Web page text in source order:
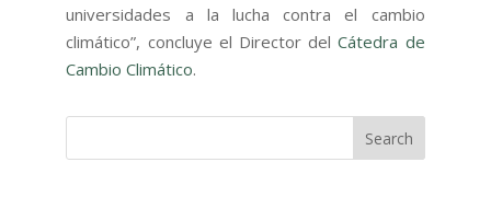
universidades a la lucha contra el cambio
climático”, concluye el Director delCátedra de
Cambio Climático.